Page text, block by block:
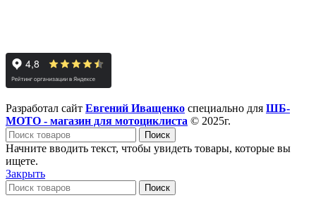
Разработал сайт Евгений Иващенко специально для ШБ-
МОТО - магазин для мотоциклиста © 2025г.
Поиск
Начните вводить текст, чтобы увидеть товары, которые вы
ищете.
Закрыть
Поиск